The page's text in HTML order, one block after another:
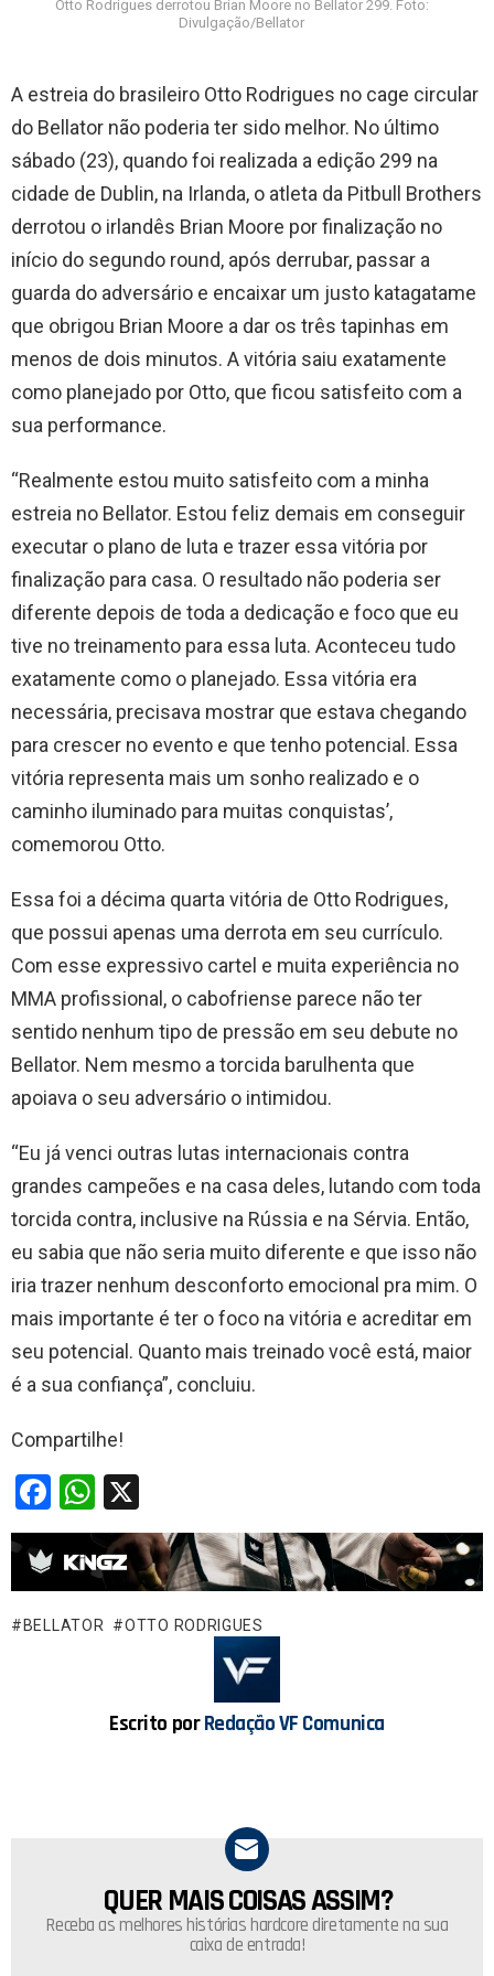
Otto Rodrigues derrotou Brian Moore no Bellator 299. Foto:
Divulgação/Bellator
A estreia do brasileiro Otto Rodrigues no cage circular
do Bellator não poderia ter sido melhor. No último
sábado (23), quando foi realizada a edição 299 na
cidade de Dublin, na Irlanda, o atleta da Pitbull Brothers
derrotou o irlandês Brian Moore por finalização no
início do segundo round, após derrubar, passar a
guarda do adversário e encaixar um justo katagatame
que obrigou Brian Moore a dar os três tapinhas em
menos de dois minutos. A vitória saiu exatamente
como planejado por Otto, que ficou satisfeito com a
sua performance.
“Realmente estou muito satisfeito com a minha
estreia no Bellator. Estou feliz demais em conseguir
executar o plano de luta e trazer essa vitória por
finalização para casa. O resultado não poderia ser
diferente depois de toda a dedicação e foco que eu
tive no treinamento para essa luta. Aconteceu tudo
exatamente como o planejado. Essa vitória era
necessária, precisava mostrar que estava chegando
para crescer no evento e que tenho potencial. Essa
vitória representa mais um sonho realizado e o
caminho iluminado para muitas conquistas’,
comemorou Otto.
Essa foi a décima quarta vitória de Otto Rodrigues,
que possui apenas uma derrota em seu currículo.
Com esse expressivo cartel e muita experiência no
MMA profissional, o cabofriense parece não ter
sentido nenhum tipo de pressão em seu debute no
Bellator. Nem mesmo a torcida barulhenta que
apoiava o seu adversário o intimidou.
“Eu já venci outras lutas internacionais contra
grandes campeões e na casa deles, lutando com toda
torcida contra, inclusive na Rússia e na Sérvia. Então,
eu sabia que não seria muito diferente e que isso não
iria trazer nenhum desconforto emocional pra mim. O
mais importante é ter o foco na vitória e acreditar em
seu potencial. Quanto mais treinado você está, maior
é a sua confiança”, concluiu.
Compartilhe!
F
a
ce
b
o
W
h
at
s
A
BELLATOR OTTO RODRIGUES
Escrito porRedação VF Comunica
NEWSLETTER
QUER MAIS COISAS ASSIM?
Receba as melhores histórias hardcore diretamente na sua
caixa de entrada!